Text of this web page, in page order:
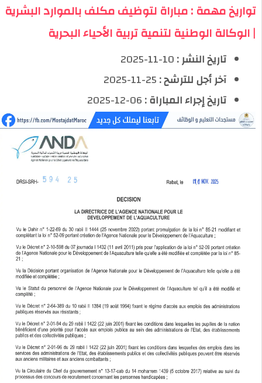
تواريخ مهمة : مباراة لتوظيف مكلف بالموارد البشرية
| الوكالة الوطنية لتنمية تربية الأحياء البحرية
تاريخ النشر :10-11-2025
آخر أجل للترشح :25-11-2025
تاريخ إجراء المباراة :06-12-2025